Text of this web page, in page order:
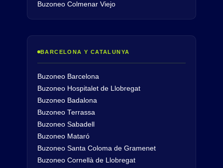
Buzoneo Colmenar Viejo
BARCELONA Y CATALUNYA
Buzoneo Barcelona
Buzoneo Hospitalet de Llobregat
Buzoneo Badalona
Buzoneo Terrassa
Buzoneo Sabadell
Buzoneo Mataró
Buzoneo Santa Coloma de Gramenet
Buzoneo Cornellà de Llobregat